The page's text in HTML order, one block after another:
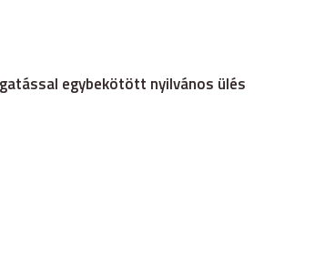
egybekötött nyilvános ülés